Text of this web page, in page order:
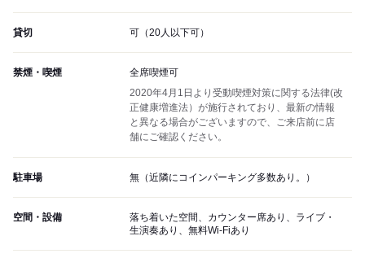
貸切 可（20人以下可）
禁煙・喫煙
全席喫煙可
2020年4月1日より受動喫煙対策に関する法律(改
正健康増進法）が施行されており、最新の情報
と異なる場合がございますので、ご来店前に店
舗にご確認ください。
駐車場 無（近隣にコインパーキング多数あり。）
空間・設備
落ち着いた空間、カウンター席あり、ライブ・
生演奏あり、無料Wi-Fiあり